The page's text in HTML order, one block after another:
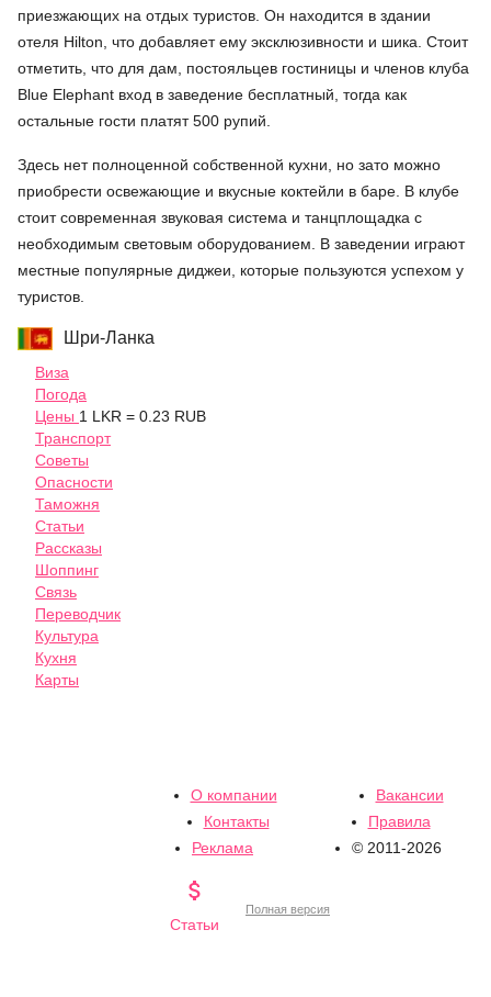
приезжающих на отдых туристов. Он находится в здании
отеля Hilton, что добавляет ему эксклюзивности и шика. Стоит
отметить, что для дам, постояльцев гостиницы и членов клуба
Blue Elephant вход в заведение бесплатный, тогда как
остальные гости платят 500 рупий.
Здесь нет полноценной собственной кухни, но зато можно
приобрести освежающие и вкусные коктейли в баре. В клубе
стоит современная звуковая система и танцплощадка с
необходимым световым оборудованием. В заведении играют
местные популярные диджеи, которые пользуются успехом у
туристов.
Шри-Ланка
Виза
Погода
Цены 1 LKR = 0.23 RUB
Транспорт
Советы
Опасности
Таможня
Статьи
Рассказы
Шоппинг
Связь
Переводчик
Культура
Кухня
Карты
О компании
Вакансии
Контакты
Правила
Реклама
© 2011-2026

Статьи
Полная версия